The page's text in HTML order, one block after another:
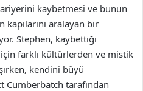
kaybetmesi ve bunun
aralayan bir
Stephen, kaybettiği
farklı kültürlerden ve mistik
kendini büyü
Cumberbatch tarafından